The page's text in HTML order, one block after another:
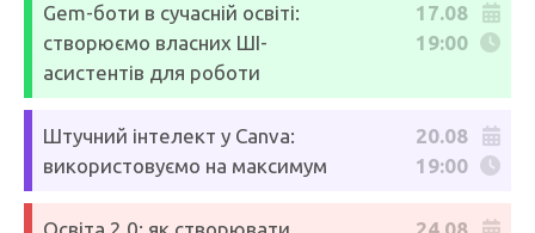
Gem-боти в сучасній освіті:
створюємо власних ШІ-
асистентів для роботи
17.08
19:00
Штучний інтелект у Canva:
використовуємо на максимум
20.08
19:00